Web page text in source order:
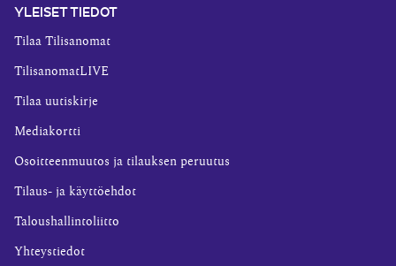
YLEISET TIEDOT
Tilaa Tilisanomat
TilisanomatLIVE
Tilaa uutiskirje
Mediakortti
Osoitteenmuutos ja tilauksen peruutus
Tilaus- ja käyttöehdot
Taloushallintoliitto
Yhteystiedot